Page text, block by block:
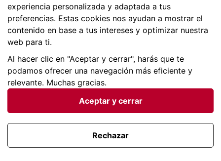
Condiciones generales |Privacidad de datos | Política
Viajes para ti SLU Copyright © BuscoUnChollo.com
experiencia personalizada y adaptada a tus
preferencias. Estas cookies nos ayudan a mostrar el
contenido en base a tus intereses y optimizar nuestra
web para ti.
Al hacer clic en "Aceptar y cerrar", harás que te
podamos ofrecer una navegación más eficiente y
relevante. Muchas gracias.
Aceptar y cerrar
Rechazar